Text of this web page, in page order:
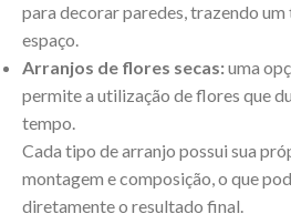
para decorar paredes, trazendo
espaço.
Arranjos de flores secas:uma
permite a utilização de flores que
tempo.
Cada tipo de arranjo possui sua
montagem e composição, o que
diretamente o resultado final.